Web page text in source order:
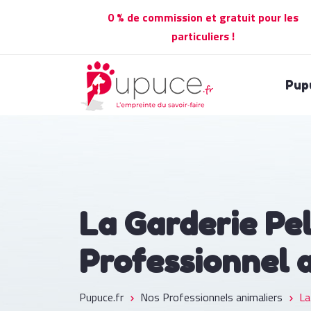
0 % de commission et gratuit pour les
particuliers !
La Garderie
Professionnel
Pupuce.fr Nos Professionnels animaliers